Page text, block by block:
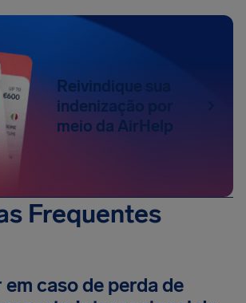
Reivindique sua
indenização por
meio da AirHelp
Frequentes
caso de perda de